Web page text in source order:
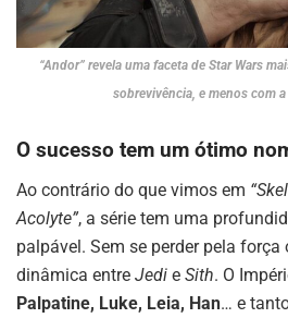
“Andor” revela uma faceta de Star Wars
sobrevivência, e menos com
O sucesso tem um ótimo
Ao contrário do que vimos em
Acolyte”, a série tem uma
palpável. Sem se perder pela
dinâmica entre Jedi e Sith. O
Palpatine, Luke, Leia, Han… e